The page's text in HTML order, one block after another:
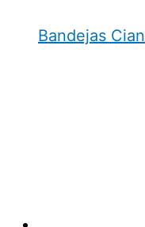
Bandejas Cian